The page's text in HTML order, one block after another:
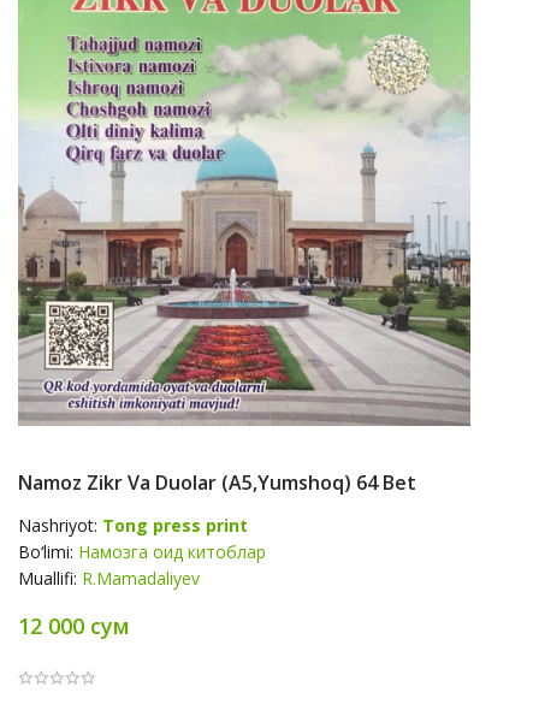
Namoz Zikr Va Duolar (A5,yumshoq) 64 Bet
Nashriyot: Tong press print
Bo‘limi: Намозга оид китоблар
Muallifi: R.Mamadaliyev
12 000 сум